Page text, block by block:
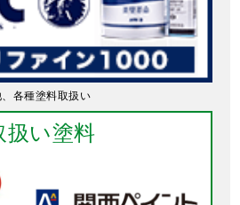
各種塗料取扱い
扱い塗料